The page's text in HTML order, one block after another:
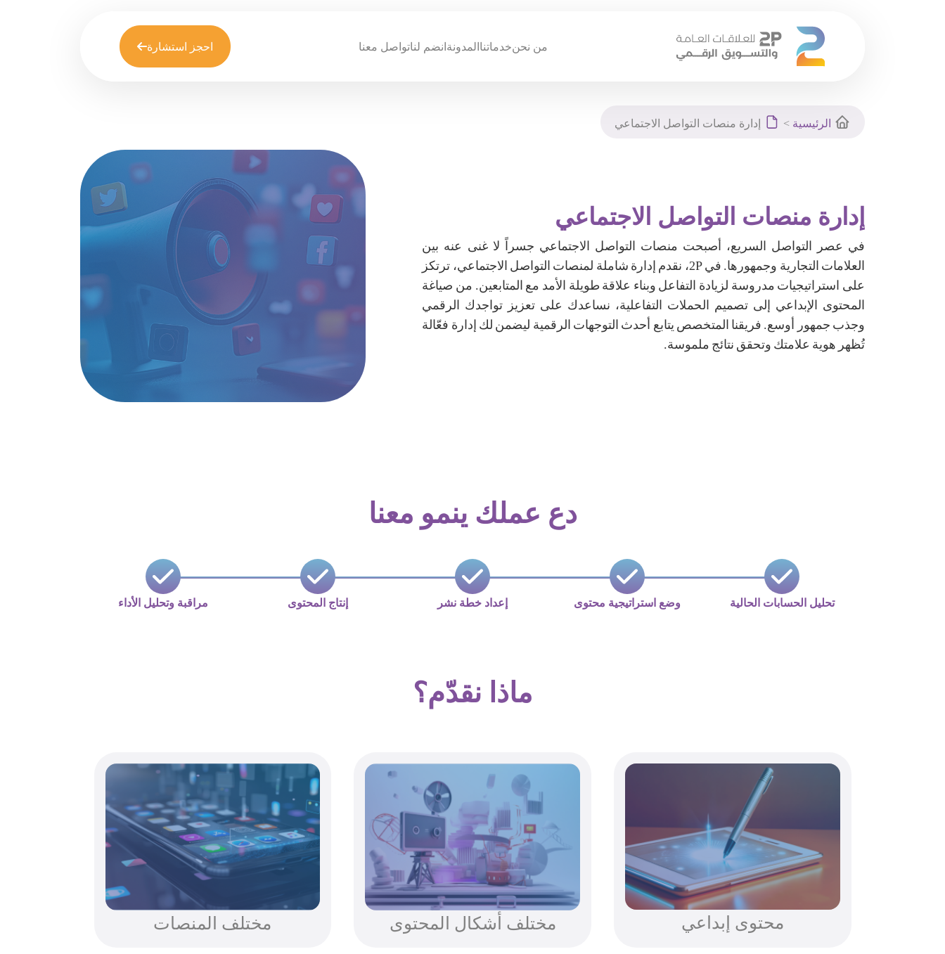
من نحنخدماتنا المدونة انضم لناتواصل معنا احجز استشارة
الرئيسية > إدارة منصات التواصل الاجتماعي
إدارة منصات التواصل الاجتماعي
في عصر التواصل السريع، أصبحت منصات التواصل الاجتماعي جسراً لا غنى عنه بين
العلامات التجارية وجمهورها. في 2P، نقدم إدارة شاملة لمنصات التواصل الاجتماعي، ترتكز
على استراتيجيات مدروسة لزيادة التفاعل وبناء علاقة طويلة الأمد مع المتابعين. من صياغة
المحتوى الإبداعي إلى تصميم الحملات التفاعلية، نساعدك على تعزيز تواجدك الرقمي
وجذب جمهور أوسع. فريقنا المتخصص يتابع أحدث التوجهات الرقمية ليضمن لك إدارة فعّالة
تُظهر هوية علامتك وتحقق نتائج ملموسة.
دع عملك ينمو معنا
تحليل الحسابات الحالية وضع استراتيجية محتوى إعداد خطة نشر إنتاج المحتوى مراقبة وتحليل الأداء
ماذا نقدّم؟
محتوى إبداعي مختلف أشكال المحتوى مختلف المنصات